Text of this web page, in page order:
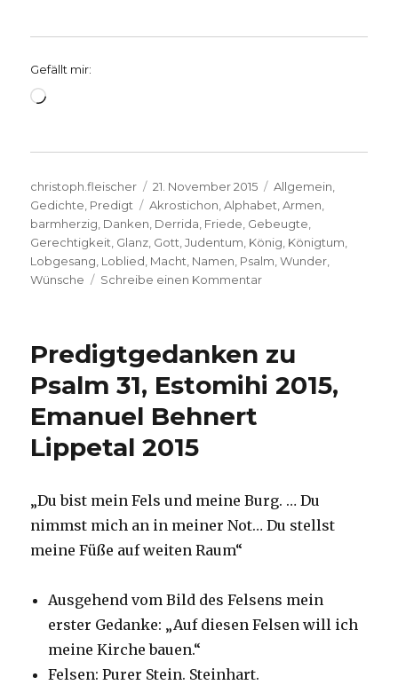
Gefällt mir:
Wird
Autor
christoph.fleischer
Veröffentlicht
am
21. November 2015 Kategorien
Allgemein
Gedichte Predigt Schlagwörter
Akrostichon ,Alphabet ,Armen
barmherzig Danken Derrida Friede Gebeugte
Gerechtigkeit Glanz Gott ,Judentum König Königtum
Lobgesang Loblied Macht Namen Psalm ,Wunder
Wünsche
Schreibe einen Kommentarzu
Kraft,
Andacht
zehn,
Welver
2015
Predigtgedanken zu
Psalm 31, Estomihi 2015,
Emanuel Behnert
Lippetal 2015
„Du bist mein Fels und meine Burg. … Du
nimmst mich an in meiner Not… Du stellst
meine Füße auf weiten Raum“
Ausgehend vom Bild des Felsens mein
erster Gedanke: „Auf diesen Felsen will ich
meine Kirche bauen.“
Felsen: Purer Stein. Steinhart.